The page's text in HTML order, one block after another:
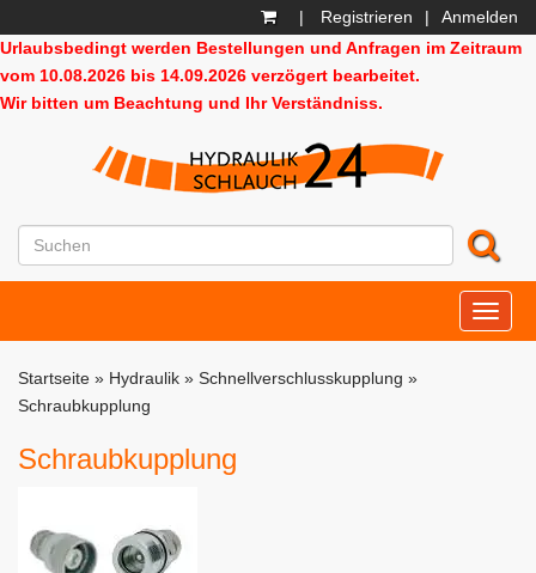
| Registrieren |
Anmelden
Urlaubsbedingt werden Bestellungen und Anfragen im Zeitraum
vom 10.08.2026 bis 14.09.2026 verzögert bearbeitet.
Wir bitten um Beachtung und Ihr Verständniss.
Startseite » Hydraulik » Schnellverschlusskupplung »
Schraubkupplung
Schraubkupplung